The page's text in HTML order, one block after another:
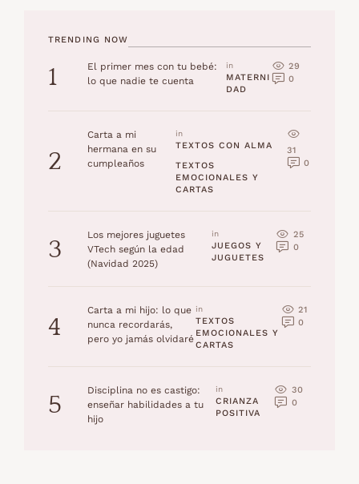
TRENDING NOW
1
El primer mes con tu bebé:
lo que nadie te cuenta
in
MATERNI
DAD
29
0
2
Carta a mi
hermana en su
cumpleaños
in
TEXTOS CON ALMA
TEXTOS
EMOCIONALES Y
CARTAS
31
0
3
Los mejores juguetes
VTech según la edad
(Navidad 2025)
in
JUEGOS Y
JUGUETES
25
0
4
Carta a mi hijo: lo que
nunca recordarás,
pero yo jamás olvidaré
in
TEXTOS
EMOCIONALES Y
CARTAS
21
0
5
Disciplina no es castigo:
enseñar habilidades a tu
hijo
in
CRIANZA
POSITIVA
30
0